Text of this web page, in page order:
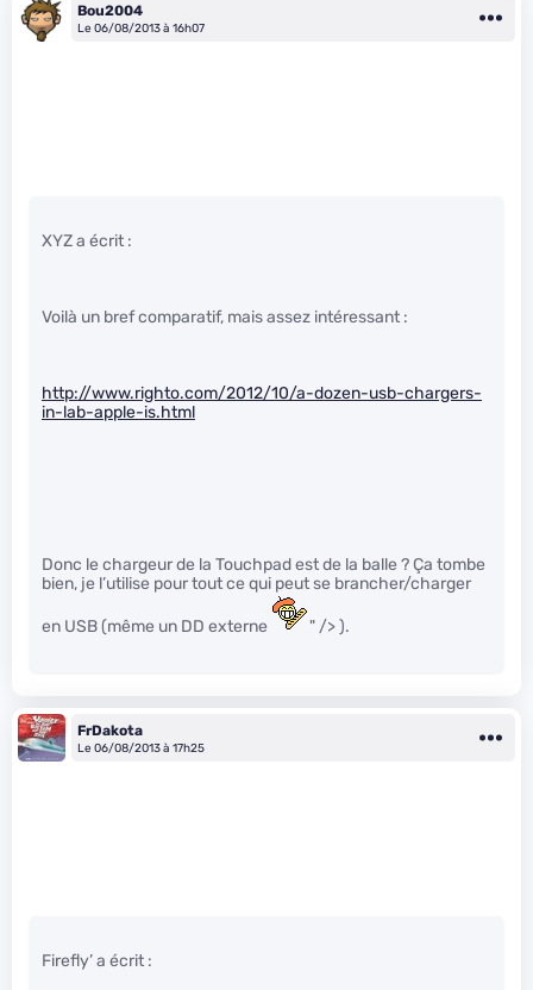
Bou2004
Le 06/08/2013 à 16h07
XYZ a écrit :
Voilà un bref comparatif, mais assez intéressant :
http://www.righto.com/2012/10/a-dozen-usb-chargers-
in-lab-apple-is.html
Donc le chargeur de la Touchpad est de la balle ? Ça tombe
bien, je l’utilise pour tout ce qui peut se brancher/charger
en USB (même un DD externe " /> ).
FrDakota
Le 06/08/2013 à 17h25
Firefly’ a écrit :